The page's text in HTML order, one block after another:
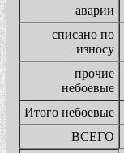
аварии
списано по
износу
прочие
небоевые
Итого небоевые
ВСЕГО